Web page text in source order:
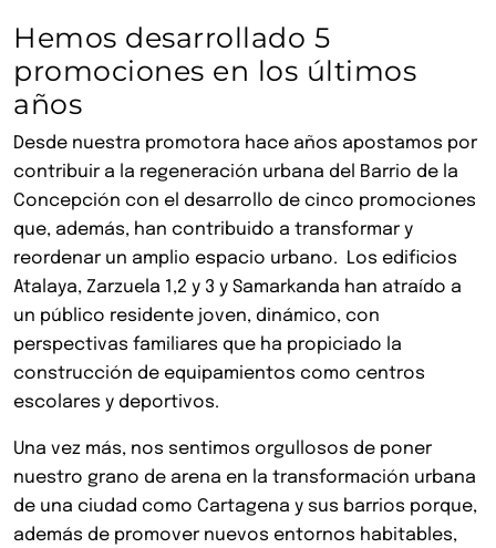
Hemos desarrollado 5
promociones en los últimos
años
Desde nuestra promotora hace años apostamos por
contribuir a la regeneración urbana del Barrio de la
Concepción con el desarrollo de cinco promociones
que, además, han contribuido a transformar y
reordenar un amplio espacio urbano. Los edificios
Atalaya, Zarzuela 1,2 y 3 y Samarkanda han atraído a
un público residente joven, dinámico, con
perspectivas familiares que ha propiciado la
construcción de equipamientos como centros
escolares y deportivos.
Una vez más, nos sentimos orgullosos de poner
nuestro grano de arena en la transformación urbana
de una ciudad como Cartagena y sus barrios porque,
además de promover nuevos entornos habitables,